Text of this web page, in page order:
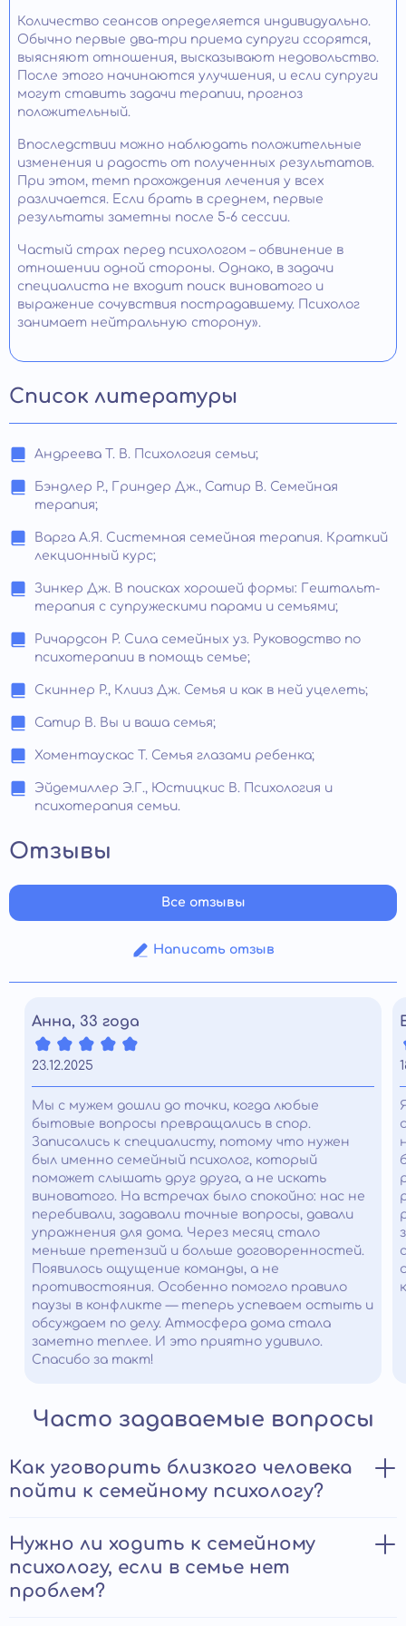
Количество сеансов определяется индивидуально.
Обычно первые два-три приема супруги ссорятся,
выясняют отношения, высказывают недовольство.
После этого начинаются улучшения, и если супруги
могут ставить задачи терапии, прогноз
положительный.
Впоследствии можно наблюдать положительные
изменения и радость от полученных результатов.
При этом, темп прохождения лечения у всех
различается. Если брать в среднем, первые
результаты заметны после 5-6 сессии.
Частый страх перед психологом – обвинение в
отношении одной стороны. Однако, в задачи
специалиста не входит поиск виноватого и
выражение сочувствия пострадавшему. Психолог
занимает нейтральную сторону».
Список литературы
Андреева Т. В. Психология семьи;
Бэндлер Р., Гриндер Дж., Сатир В. Семейная
терапия;
Варга А.Я. Системная семейная терапия. Краткий
лекционный курс;
Зинкер Дж. В поисках хорошей формы: Гештальт-
терапия с супружескими парами и семьями;
Ричардсон Р. Сила семейных уз. Руководство по
психотерапии в помощь семье;
Скиннер Р., Клииз Дж. Семья и как в ней уцелеть;
Сатир В. Вы и ваша семья;
Хоментаускас Т. Семья глазами ребенка;
Эйдемиллер Э.Г., Юстицкис В. Психология и
психотерапия семьи.
Отзывы
Написать отзыв
Все отзывы
Анна, 33 года
23.12.2025
Мы с мужем дошли до точки, когда любые
бытовые вопросы превращались в спор.
Записались к специалисту, потому что нужен
был именно семейный психолог, который
поможет слышать друг друга, а не искать
виноватого. На встречах было спокойно: нас не
перебивали, задавали точные вопросы, давали
упражнения для дома. Через месяц стало
меньше претензий и больше договоренностей.
Появилось ощущение команды, а не
противостояния. Особенно помогло правило
паузы в конфликте — теперь успеваем остыть и
обсуждаем по делу. Атмосфера дома стала
заметно теплее. И это приятно удивило.
Спасибо за такт!
Часто задаваемые вопросы
Как уговорить близкого человека
пойти к семейному психологу?
Чтобы уговорить близкого посетить психолога, можно
сначала самостоятельно пройти лечение и получить
хороший результат. Желательно рекомендовать
конкретного специалиста, который имеет
Нужно ли ходить к семейному
психологу, если в семье нет
проблем?